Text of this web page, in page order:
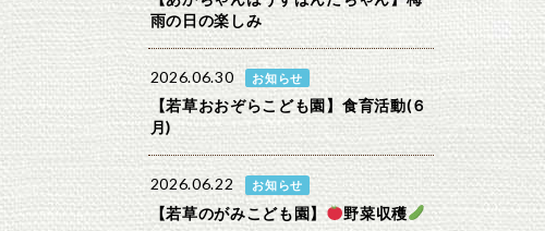
雨の日の楽しみ
2026.06.30 お知らせ
【若草おおぞらこども園】食育活動(６
月)
2026.06.22 お知らせ
【若草のがみこども園】 野菜収穫